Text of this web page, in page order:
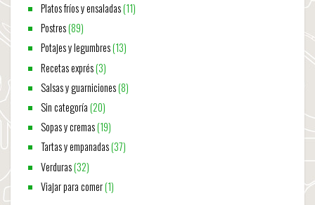
Platos fríos y ensaladas(11)
Postres(89)
Potajes y legumbres(13)
Recetas exprés(3)
Salsas y guarniciones(8)
Sin categoría(20)
Sopas y cremas(19)
Tartas y empanadas(37)
Verduras(32)
Viajar para comer(1)